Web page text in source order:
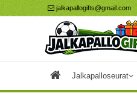
jalkapallogifts@gmail.com
Jalkapalloseurat